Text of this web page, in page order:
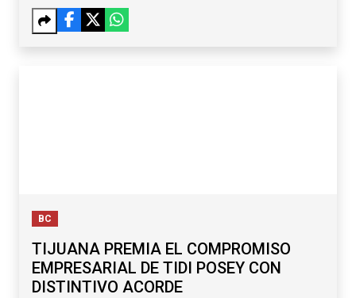
BC
TIJUANA PREMIA EL COMPROMISO
EMPRESARIAL DE TIDI POSEY CON
DISTINTIVO ACORDE